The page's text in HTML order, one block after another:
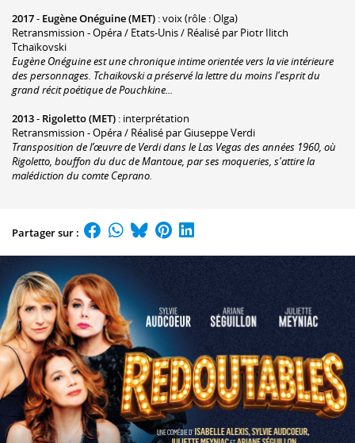
2017- Eugène Onéguine (MET) : voix (rôle : Olga)
Retransmission - Opéra / Etats-Unis / Réalisé par Piotr Ilitch
Tchaïkovski
Eugène Onéguine est une chronique intime orientée vers la vie intérieure
des personnages. Tchaikovski a préservé la lettre du moins l'esprit du
grand récit poétique de Pouchkine...
2013- Rigoletto (MET) : interprétation
Retransmission - Opéra / Réalisé par Giuseppe Verdi
Transposition de l’œuvre de Verdi dans le Las Vegas des années 1960, où
Rigoletto, bouffon du duc de Mantoue, par ses moqueries, s'attire la
malédiction du comte Ceprano.
Partager sur :